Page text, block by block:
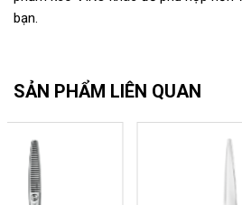
bạn.
SẢN PHẨM LIÊN QUAN